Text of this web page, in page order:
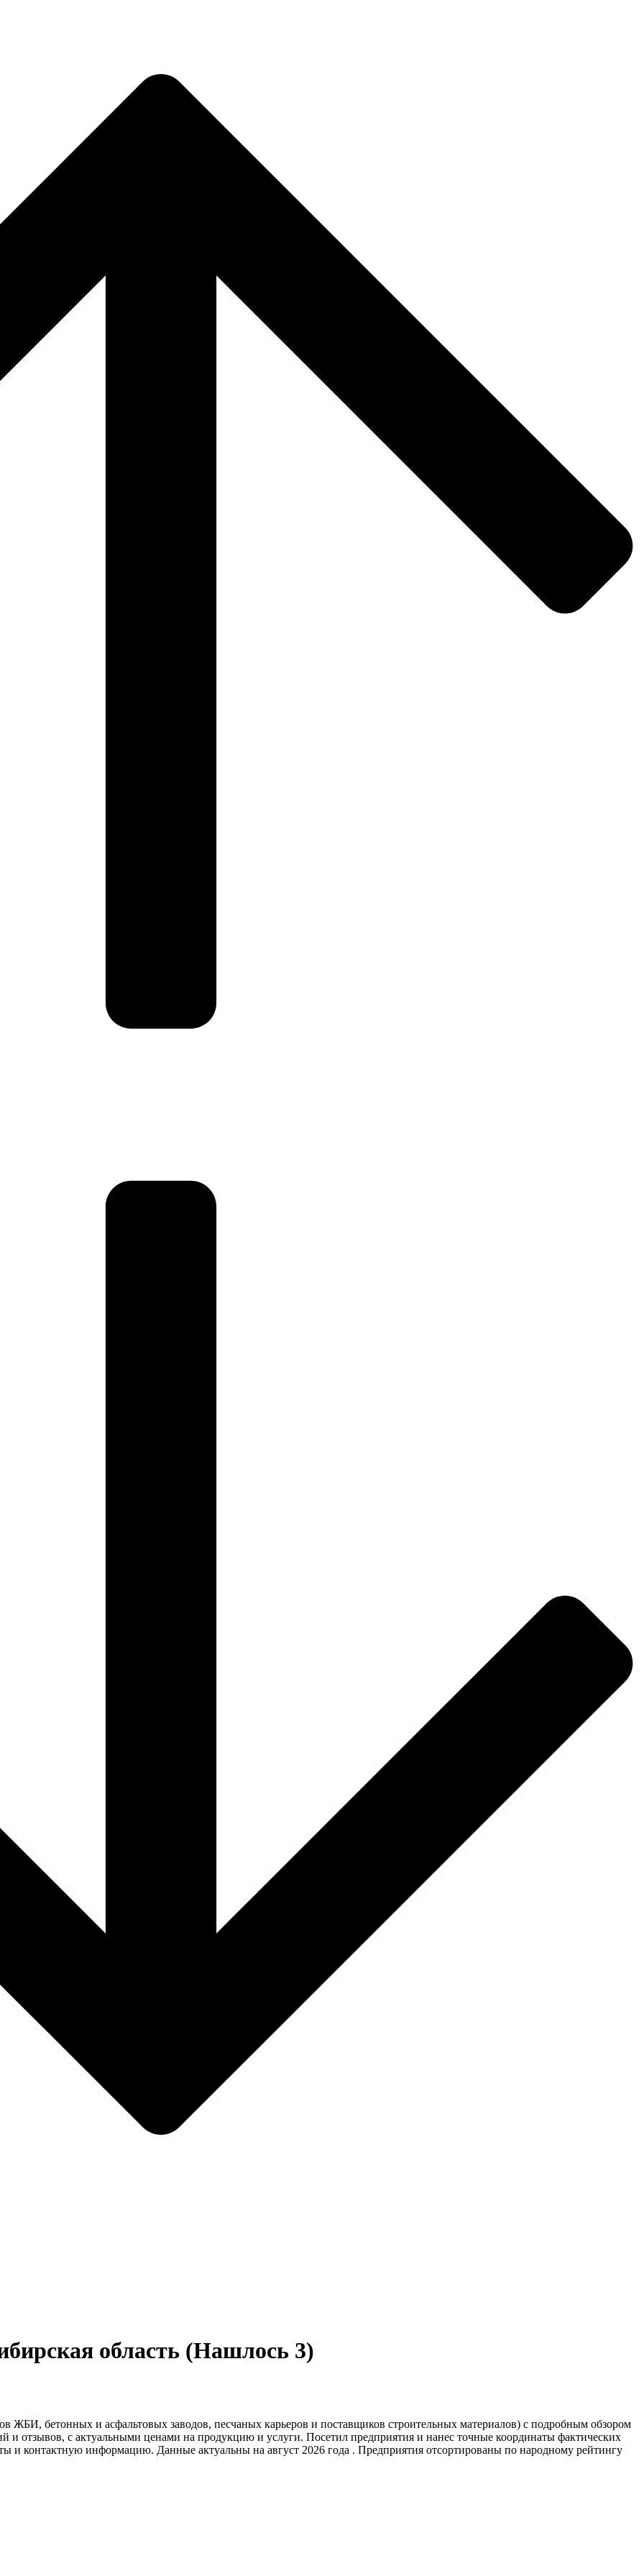
область (Нашлось 3)
ЖБИ, бетонных и асфальтовых заводов, песчаных карьеров и поставщиков строительных материалов) с подробным обзором
и отзывов, с актуальными ценами на продукцию и услуги. Посетил предприятия и нанес точные координаты фактических
и контактную информацию. Данные актуальны на август 2026 года . Предприятия отсортированы по народному рейтингу